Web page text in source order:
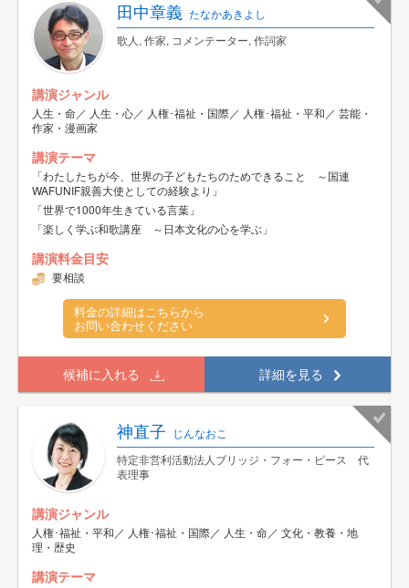
田中章義 たなかあきよし
歌人, 作家, コメンテーター, 作詞家
講演ジャンル
人生・命／ 人生・心／ 人権･福祉・国際／ 人権･福祉・平和／ 芸能・
作家・漫画家
講演テーマ
「わたしたちが今、世界の子どもたちのためできること ～国連
WAFUNIF親善大使としての経験より」
「世界で1000年生きている言葉」
「楽しく学ぶ和歌講座 ～日本文化の心を学ぶ」
講演料金目安
要相談
料金の詳細はこちらから
お問い合わせください
候補に入れる 詳細を見る
神直子 じんなおこ
特定非営利活動法人ブリッジ・フォー・ピース 代
表理事
講演ジャンル
人権･福祉・平和／ 人権･福祉・国際／ 人生・命／ 文化・教養・地
理・歴史
講演テーマ